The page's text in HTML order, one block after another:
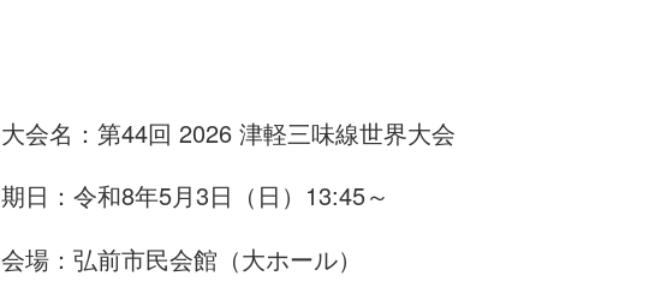
大会名：第44回 2026 津軽三味線世界大会
期日：令和8年5月3日（日）13:45～
会場：弘前市民会館（大ホール）